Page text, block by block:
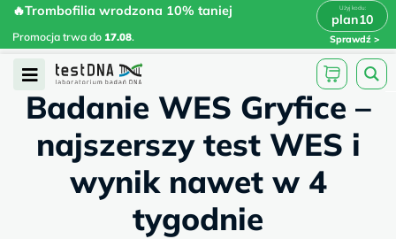
Skip
content
🔥Trombofilia wrodzona 10% taniej
Promocja trwa do 17.08.
plan10
Sprawdź
🔥Trombofilia wrodzona 10% taniej
plan10 x
Open
Menu
testdna.pl
Badanie WES Gryfice –
najszerszy test WES i
wynik nawet w 4
tygodnie